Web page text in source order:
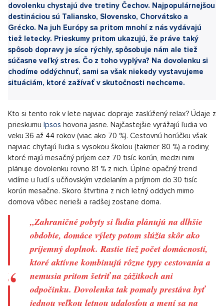
Sdílet článek:
Podľa prieskumu agentúry Ipsos sa tento rok na
dovolenku chystajú dve tretiny Čechov. Najpopulárnejšou
destináciou sú Taliansko, Slovensko, Chorvátsko a
Grécko. Na juh Európy sa pritom mnohí z nás vydávajú
tiež letecky. Prieskumy pritom ukazujú, že práve taký
spôsob dopravy je síce rýchly, spôsobuje nám ale tiež
súčasne veľký stres. Čo z toho vyplýva? Na dovolenku si
chodíme oddýchnuť, sami sa však niekedy vystavujeme
situáciám, ktoré zažívať v skutočnosti nechceme.
Kto si tento rok v lete najviac dopraje zaslúžený relax? Údaje z
prieskumu
Ipsos hovoria jasne. Najčastejšie vyrážajú ľudia vo
veku 36 až 44 rokov (viac ako 70 %). Cestovnú horúčku však
najviac chytajú ľudia s vysokou školou (takmer 80 %) a rodiny,
ktoré majú mesačný príjem cez 70 tisíc korún, medzi nimi
plánuje dovolenku rovno 81 % z nich. Úplne opačný trend